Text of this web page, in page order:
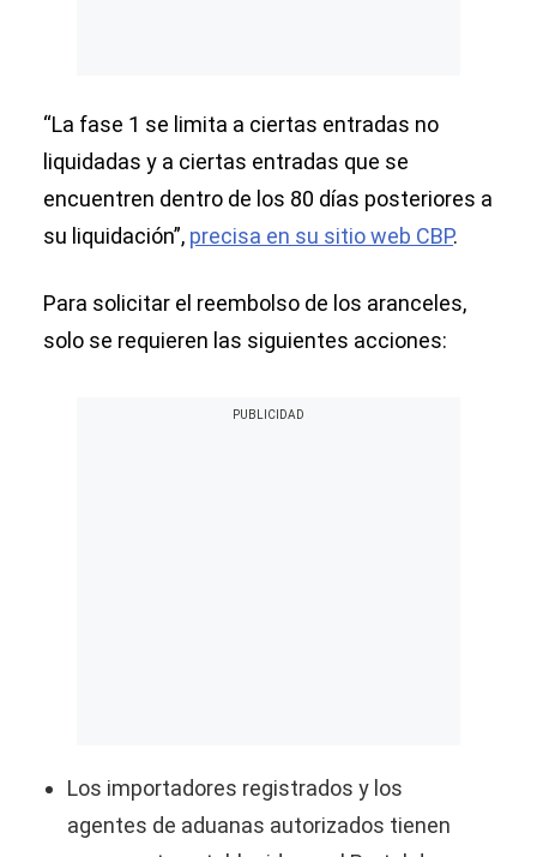
“La fase 1 se limita a ciertas entradas no
liquidadas y a ciertas entradas que se
encuentren dentro de los 80 días posteriores a
su liquidación”, precisa en su sitio web CBP.
Para solicitar el reembolso de los aranceles,
solo se requieren las siguientes acciones:
Los importadores registrados y los
agentes de aduanas autorizados tienen